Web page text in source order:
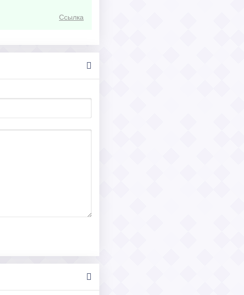
Ссылка